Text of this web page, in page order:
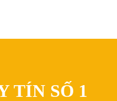
TÍN SỐ 1